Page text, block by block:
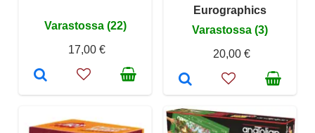
Varastossa (22)
17,00 €
Eurographics
Varastossa (3)
20,00 €